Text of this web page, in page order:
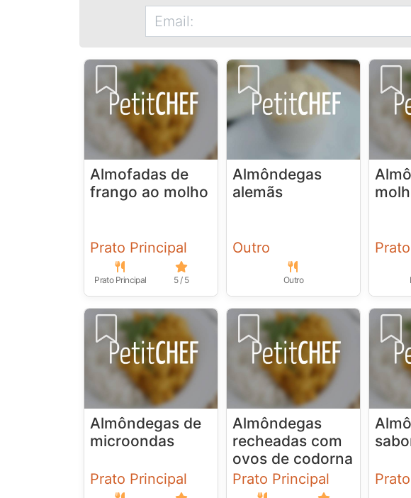
Almofadas de
frango ao molho
Prato Principal
Prato Principal 5 / 5
Almôndegas
alemãs
Outro
Outro
Almôndegas de
microondas
Prato Principal
Almôndegas
recheadas com
ovos de codorna
Prato Principal